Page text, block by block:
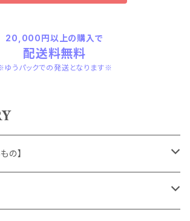
20,000円以上の購入で
配送料無料
ゆうパックでの発送となります※
の】
リー